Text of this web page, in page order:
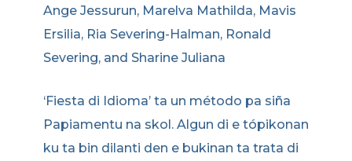
Ange Jessurun, Marelva Mathilda, Mavis
Ersilia, Ria Severing-Halman, Ronald
Severing, and Sharine Juliana
‘Fiesta di Idioma’ ta un método pa siña
Papiamentu na skol. Algun di e tópikonan
ku ta bin dilanti den e bukinan ta trata di